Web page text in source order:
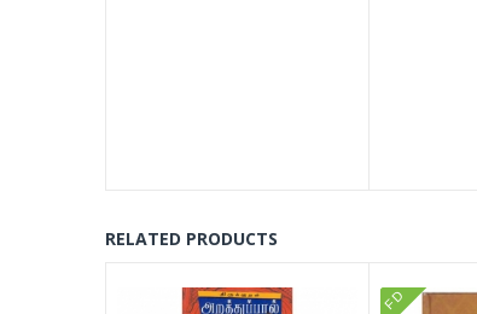
RELATED PRODUCTS
FD